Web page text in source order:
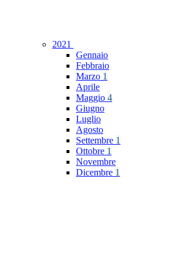
2021
Gennaio
Febbraio
Marzo 1
Aprile
Maggio 4
Giugno
Luglio
Agosto
Settembre 1
Ottobre 1
Novembre
Dicembre 1